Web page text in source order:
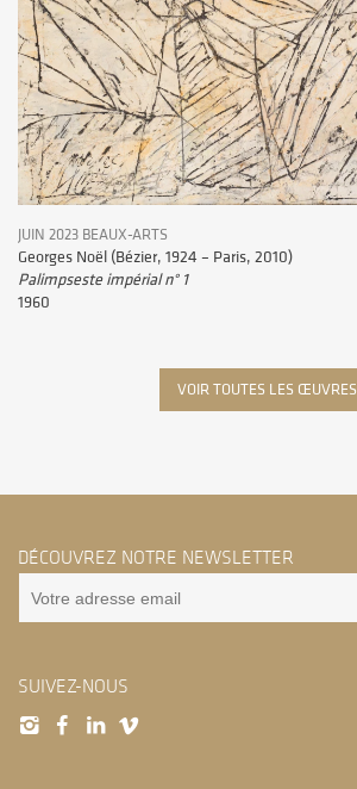
JUIN 2023 BEAUX-ARTS
Georges Noël (Bézier, 1924 – Paris, 2010)
Palimpseste impérial n° 1
1960
VOIR TOUTES LES ŒUVRES
DÉCOUVREZ NOTRE NEWSLETTER
SUIVEZ-NOUS